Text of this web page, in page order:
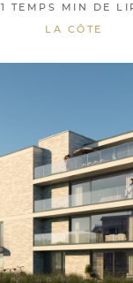
1 TEMPS MIN DE
LA CÔTE